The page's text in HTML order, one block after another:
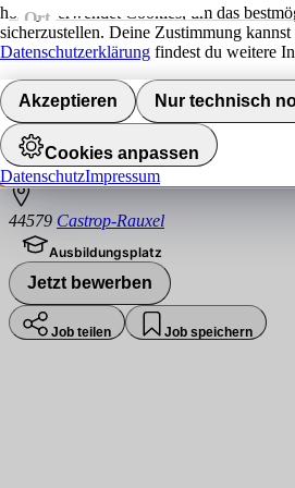
Ort
Jobs finden
Ausbildung Kauffrau für
SPIBO Spielhoff-
44579 Castrop-Rauxel
Ausbildungsplatz
Jetzt bewerben
Job teilen Job speichern
hokify verwendet Cookies, um das
sicherzustellen. Deine Zustimmung
Datenschutzerklärung findest du weitere
Akzeptieren Nur technisch
Cookies anpassen
DatenschutzImpressum